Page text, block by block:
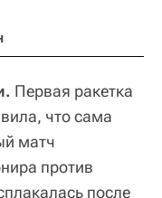
Первая ракетка
что сама
матч
против
после